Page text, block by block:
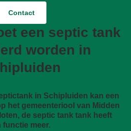
Contact
een septic tank
worden in
in Schipluiden kan een
het gemeenteriool van Midden
de septic tank tank heeft
meer.